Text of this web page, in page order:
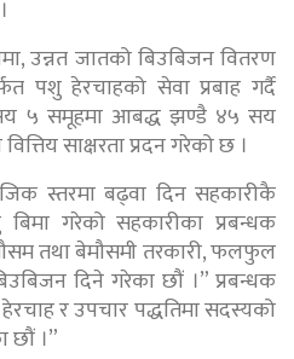
उन्नत जातको बिउबिजन वितरण
पशु हेरचाहको सेवा प्रबाह गर्दै
५ समूहमा आबद्ध झण्डै ४५ सय
साक्षरता प्रदन गरेको छ ।
स्तरमा बढ्वा दिन सहकारीकै
गरेको सहकारीका प्रबन्धक
तथा बेमौसमी तरकारी, फलफुल
दिने गरेका छौं ।” प्रबन्धक
र उपचार पद्धतिमा सदस्यको
छौं ।”